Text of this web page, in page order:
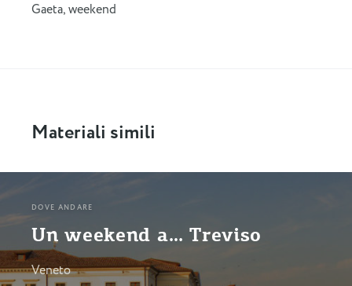
Gaeta,weekend
Materiali simili
DOVE ANDARE
Un weekend a… Treviso
Veneto